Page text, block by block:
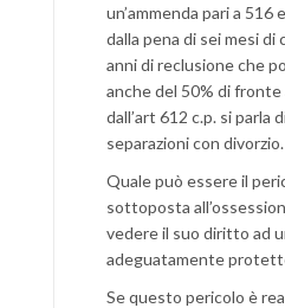
un’ammenda pari a
dalla pena di sei mesi
anni di reclusione che
anche del 50% di
dall’art 612 c.p. si parla
separazioni con divorzio.
Quale può essere il
sottoposta
vedere il suo diritto ad
adeguatamente
Se questo pericolo è